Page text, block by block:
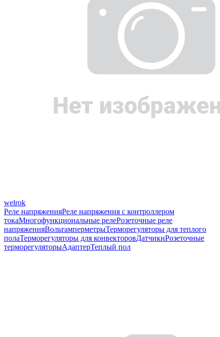
welrok
Реле напряженияРеле напряжения с контроллером
токаМногофункциональные релеРозеточные реле
напряженияВольтамперметрыТерморегуляторы для теплого
полаТерморегуляторы для конвекторовДатчикиРозеточные
терморегуляторыАдаптерТеплый пол